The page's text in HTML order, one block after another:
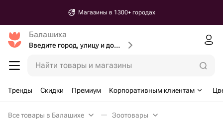
Магазины в 1300+ городах
Балашиха
Введите город, улицу и дом доставки
Найти товары и магазины
Тренды Скидки Премиум Корпоративным клиентам
Все товары в Балашихе Зоотовары